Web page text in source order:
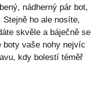
nádherný pár bot,
Stejně ho ale nosíte,
skvěle a báječně se
vaše nohy nejvíc
kdy bolestí téměř